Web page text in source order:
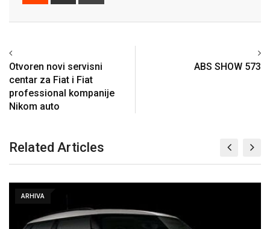
Otvoren novi servisni
centar za Fiat i Fiat
professional kompanije
Nikom auto
ABS SHOW 573
Related Articles
ARHIVA